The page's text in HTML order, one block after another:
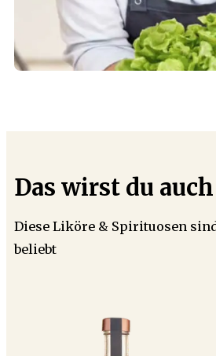
Das wirst du
Diese Liköre & Spirituosen
beliebt